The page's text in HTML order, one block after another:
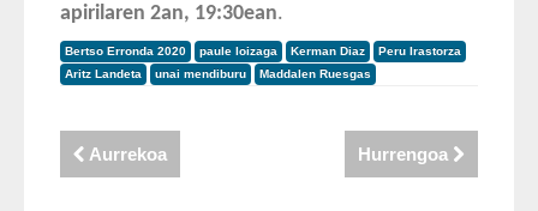
apirilaren 2an, 19:30ean.
Bertso Erronda 2020 paule loizaga Kerman Diaz
Peru Irastorza
Aritz Landeta
unai mendiburu Maddalen Ruesgas
Aurrekoa Hurrengoa